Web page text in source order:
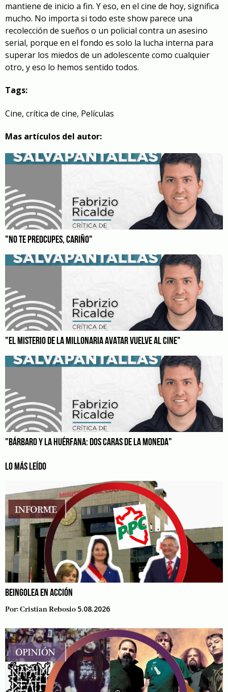
mantiene de inicio a fin. Y eso, en el cine de hoy, significa
mucho. No importa si todo este show parece una
recolección de sueños o un policial contra un asesino
serial, porque en el fondo es solo la lucha interna para
superar los miedos de un adolescente como cualquier
otro, y eso lo hemos sentido todos.
Tags:
Cine, crítica de cine, Películas
Mas artículos del autor:
"NO TE PREOCUPES, CARIÑO"
"EL MISTERIO DE LA MILLONARIA AVATAR VUELVE AL CINE"
"BÁRBARO Y LA HUÉRFANA: DOS CARAS DE LA MONEDA"
LO MÁS LEÍDO
BEINGOLEA EN ACCIÓN
Por:Cristian Rebosio 5.08.2026